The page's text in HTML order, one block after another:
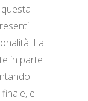
La
in parte
e